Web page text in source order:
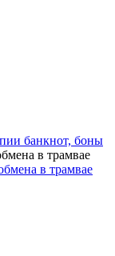
банкнот, боны
в трамвае